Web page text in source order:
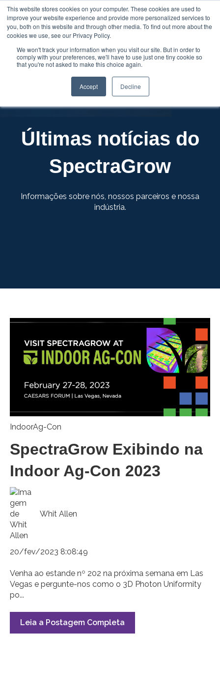
This website stores cookies on your computer. These cookies are used to
improve your website experience and provide more personalized services to
you, both on this website and through other media. To find out more about the
cookies we use, see our Privacy Policy.
We won't track your information when you visit our site. But in order to
comply with your preferences, we'll have to use just one tiny cookie so
that you're not asked to make this choice again.
Accept Decline
Abrir
Últimas notícias do
SpectraGrow
Informações sobre nós, nossos parceiros e nossa
indústria.
IndoorAg-Con
SpectraGrow Exibindo na
Indoor Ag-Con 2023
Whit Allen
20/fev/2023 8:08:49
Venha ao estande nº 202 na próxima semana em Las
Vegas e pergunte-nos como o 3D Photon Uniformity
po...
Leia a Postagem Completa